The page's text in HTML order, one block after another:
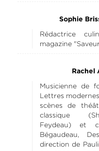
Sophie
Rédactrice
magazine
Rachel
Musicienne de
Lettres
scènes de
classique
Feydeau) et
Bégaudeau,
direction de